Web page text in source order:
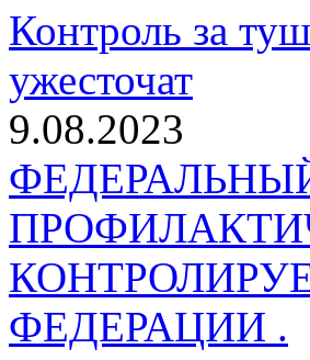
Контроль за
ужесточат
9.08.2023
ФЕДЕРАЦИИ .